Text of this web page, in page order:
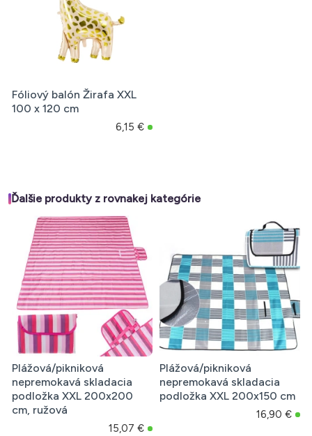
Fóliový balón Žirafa XXL
100 x 120 cm
6,15 €
Ďalšie produkty z rovnakej kategórie
Plážová/pikniková
nepremokavá skladacia
podložka XXL 200x200
cm, ružová
15,07 €
Plážová/pikniková
nepremokavá skladacia
podložka XXL 200x150 cm
16,90 €